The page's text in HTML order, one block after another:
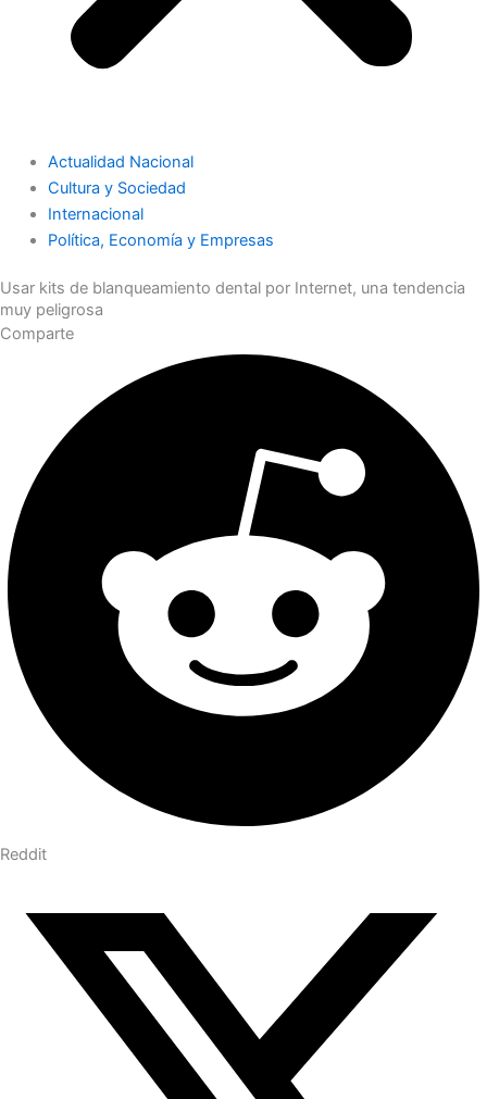
Actualidad Nacional
Cultura y Sociedad
Internacional
Política, Economía y Empresas
Usar kits de blanqueamiento dental por Internet, una tendencia
muy peligrosa
Comparte
Reddit